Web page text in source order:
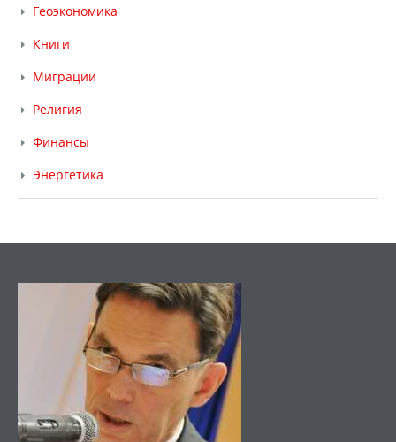
Геоэкономика
Книги
Миграции
Религия
Финансы
Энергетика